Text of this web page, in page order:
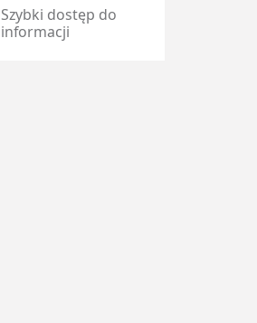
Szybki dostęp do
informacji